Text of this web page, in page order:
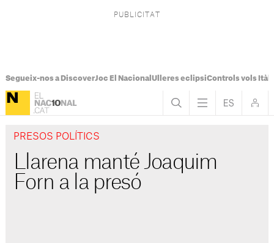
Segueix-nos a DiscoverJoc El Nacional Ulleres eclipsiControls vols
PRESOS POLÍTICS
Llarena manté Joaquim
Forn a la presó